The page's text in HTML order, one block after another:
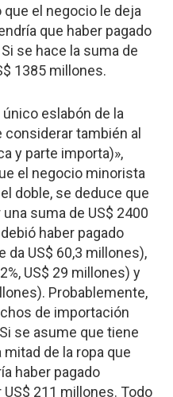
el negocio le deja
que haber pagado
se hace la suma de
1385 millones.
eslabón de la
considerar también al
y parte importa)»,
el negocio minorista
doble, se deduce que
suma de US$ 2400
haber pagado
da US$ 60,3 millones),
US$ 29 millones) y
Probablemente,
de importación
se asume que tiene
mitad de la ropa que
haber pagado
211 millones. Todo